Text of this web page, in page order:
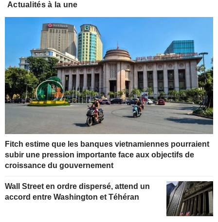
Actualités à la une
Fitch estime que les banques vietnamiennes pourraient
subir une pression importante face aux objectifs de
croissance du gouvernement
Wall Street en ordre dispersé, attend un
accord entre Washington et Téhéran